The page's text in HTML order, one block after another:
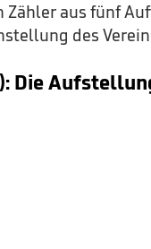
Zähler aus fünf
des
Die